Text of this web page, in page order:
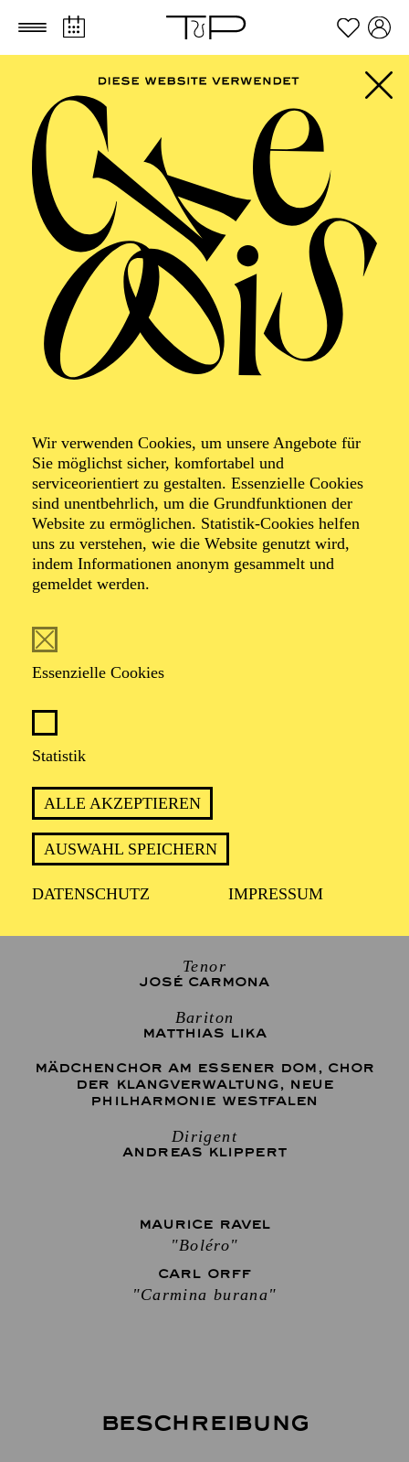
Zum Hauptinhalt springen Zum Footer springen
Wir verwenden Cookies, um unsere Angebote für
Sie möglichst sicher, komfortabel und
serviceorientiert zu gestalten. Essenzielle Cookies
sind unentbehrlich, um die Grundfunktionen der
Website zu ermöglichen. Statistik-Cookies helfen
uns zu verstehen, wie die Website genutzt wird,
indem Informationen anonym gesammelt und
gemeldet werden.
Essenzielle Cookies
Statistik
ALLE AKZEPTIEREN
AUSWAHL SPEICHERN
DATENSCHUTZ IMPRESSUM
PHILHARMONIE
Carmina Burana &
Boléro
Werke von Carl Orff, Maurice Ravel
Veranstalter: Pro Arte Konzert GmbH
2 Stunden, inkl. Pause
Tenor
JOSÉ CARMONA
Bariton
MATTHIAS LIKA
MÄDCHENCHOR AM ESSENER DOM , CHOR
DER KLANGVERWALTUNG, NEUE
PHILHARMONIE WESTFALEN
Dirigent
ANDREAS KLIPPERT
MAURICE RAVEL
"Boléro"
CARL ORFF
"Carmina burana"
Beschreibung